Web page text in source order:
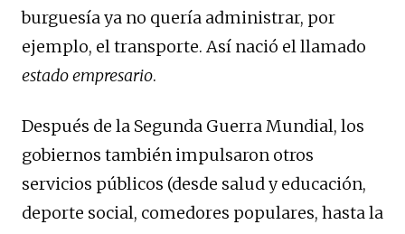
burguesía ya no quería administrar, por
ejemplo, el transporte. Así nació el llamado
estado empresario.
Después de la Segunda Guerra Mundial, los
gobiernos también impulsaron otros
servicios públicos (desde salud y educación,
deporte social, comedores populares, hasta la